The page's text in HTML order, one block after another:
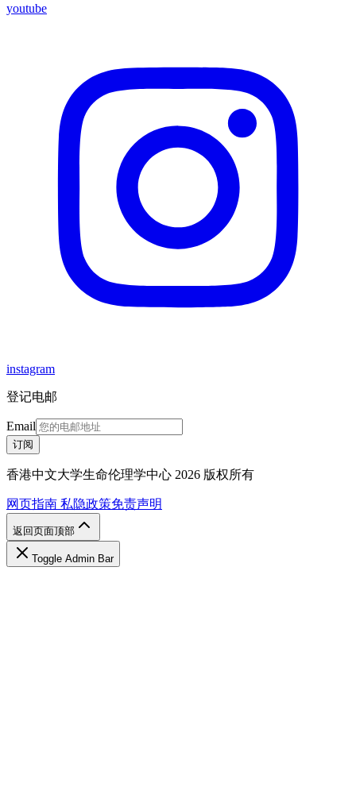
youtube
instagram
登记电邮
Email
订阅
香港中文大学生命伦理学中心 2026 版权所有
网页指南 私隐政策免责声明
返回页面顶部
Toggle Admin Bar